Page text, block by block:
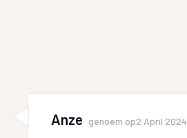
Anze genoem op2 April 2024